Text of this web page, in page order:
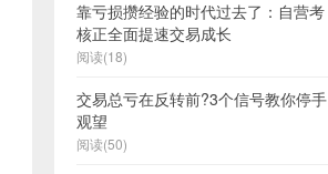
靠亏损攒经验的时代过去了：自营考
核正全面提速交易成长
阅读(18)
交易总亏在反转前?3个信号教你停手
观望
阅读(50)